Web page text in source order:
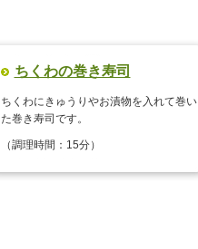
ちくわの巻き寿司
ちくわにきゅうりやお漬物を入れて巻い
た巻き寿司です。
（調理時間：15分）